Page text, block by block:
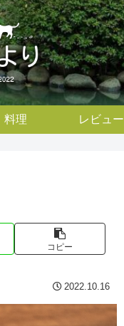
料理 レビュー
コピー
2022.10.16